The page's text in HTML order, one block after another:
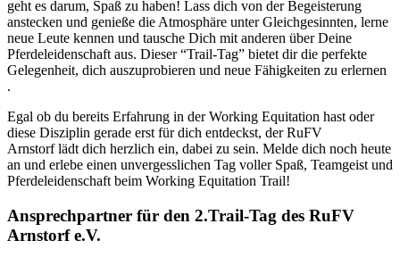
geht es darum, Spaß zu haben! Lass dich von der Begeisterung
anstecken und genieße die Atmosphäre unter Gleichgesinnten, lerne
neue Leute kennen und tausche Dich mit anderen über Deine
Pferdeleidenschaft aus. Dieser “Trail-Tag” bietet dir die perfekte
Gelegenheit, dich auszuprobieren und neue Fähigkeiten zu erlernen
.
Egal ob du bereits Erfahrung in der Working Equitation hast oder
diese Disziplin gerade erst für dich entdeckst, der RuFV
Arnstorf lädt dich herzlich ein, dabei zu sein. Melde dich noch heute
an und erlebe einen unvergesslichen Tag voller Spaß, Teamgeist und
Pferdeleidenschaft beim Working Equitation Trail!
Ansprechpartner für den 2.Trail-Tag des RuFV
Arnstorf e.V.